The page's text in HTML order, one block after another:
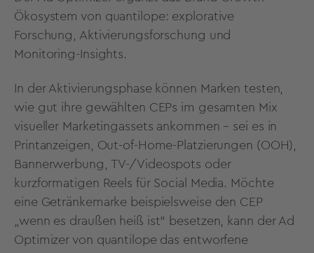
Ökosystem von quantilope: explorative
Forschung, Aktivierungsforschung und
Monitoring-Insights.
In der Aktivierungsphase können Marken testen,
wie gut ihre gewählten CEPs im gesamten Mix
visueller Marketingassets ankommen – sei es in
Printanzeigen, Out-of-Home-Platzierungen (OOH),
Bannerwerbung, TV-/Videospots oder
kurzformatigen Reels für Social Media. Möchte
eine Getränkemarke beispielsweise den CEP
„wenn es draußen heiß ist" besetzen, kann der Ad
Optimizer von quantilope das entworfene